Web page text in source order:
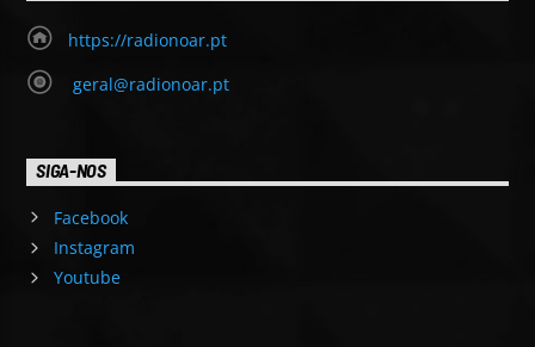
https://radionoar.pt
geral@radionoar.pt
SIGA-NOS
Facebook
Instagram
Youtube